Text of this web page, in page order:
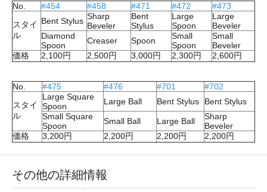
No.
#454 #458 #471 #472
#473
スタイ
ル
Bent Stylus Sharp
Beveler
Bent
Stylus
Large
Spoon
Large
Beveler
Diamond
Spoon
Creaser Spoon
Small
Spoon
Small
Beveler
価格
2,100円 2,500円 3,000円 2,300円 2,600円
No. #475 #476 #701
#702
スタイ
ル
Large Square
Spoon
Large Ball Bent Stylus
Bent Stylus
Small Square
Spoon
Small Ball Large Ball
Sharp
Beveler
価格
3,200円 2,200円 2,200円 2,200円
その他の詳細情報